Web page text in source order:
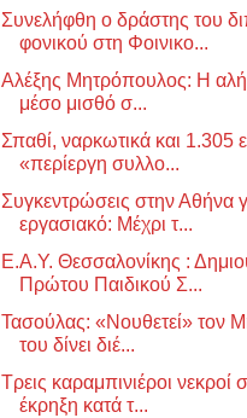
Συνελήφθη ο δράστης του
φονικού στη Φοινικο...
Αλέξης Μητρόπουλος: Η
μέσο μισθό σ...
Σπαθί, ναρκωτικά και 1.305
«περίεργη συλλο...
Συγκεντρώσεις στην Αθήνα
εργασιακό: Μέχρι τ...
Ε.Α.Υ. Θεσσαλονίκης :
Πρώτου Παιδικού Σ...
Τασούλας: «Νουθετεί» τον
του δίνει διέ...
Τρεις καραμπινιέροι νεκροί
έκρηξη κατά τ...